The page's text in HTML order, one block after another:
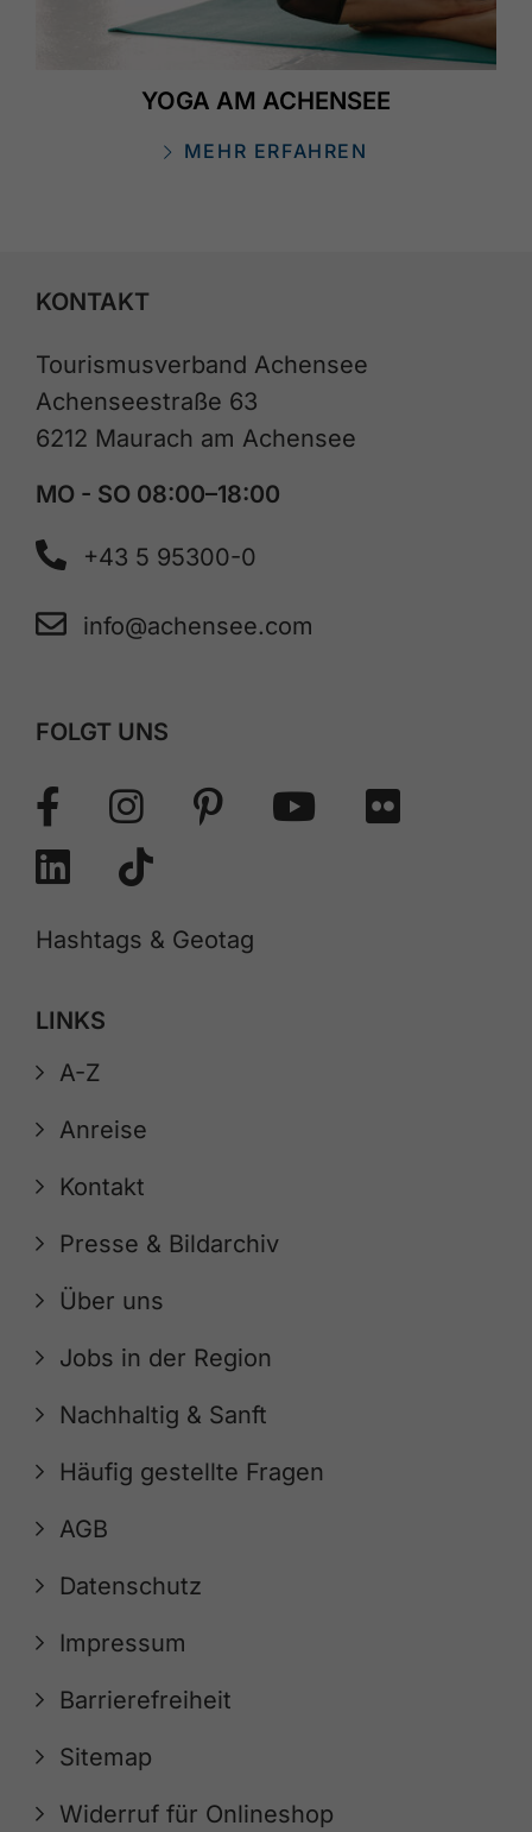
YOGA AM ACHENSEE
MEHR ERFAHREN
KONTAKT
Tourismusverband Achensee
Achenseestraße 63
6212 Maurach am Achensee
MO - SO 08:00–18:00
+43 5 95300-0
info@achensee.com
FOLGT UNS
Hashtags & Geotag
LINKS
A-Z
Anreise
Kontakt
Presse & Bildarchiv
Über uns
Jobs in der Region
Nachhaltig & Sanft
Häufig gestellte Fragen
AGB
Datenschutz
Impressum
Barrierefreiheit
Sitemap
Widerruf für Onlineshop